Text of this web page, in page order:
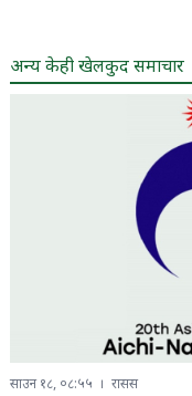
अन्य केही खेलकुद समाचार
साउन १८, ०८:५५ रासस